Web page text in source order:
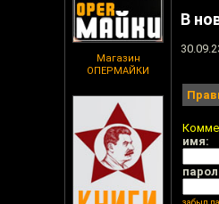
Магазин
ОПЕРМАЙКИ
В
имя: